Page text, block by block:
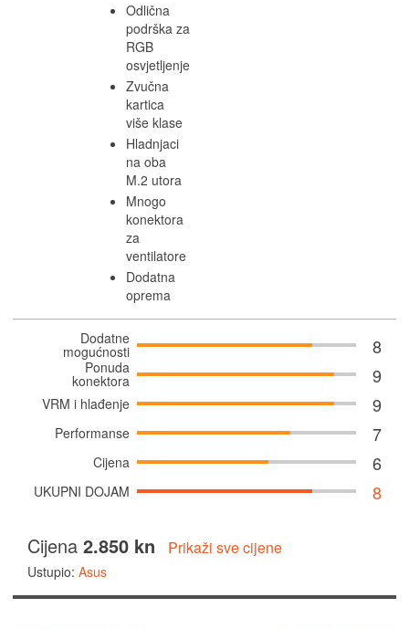
Odlična
podrška za
RGB
osvjetljenje
Zvučna
kartica
više klase
Hladnjaci
na oba
M.2 utora
Mnogo
konektora
za
ventilatore
Dodatna
oprema
Dodatne
mogućnosti 8
Ponuda
konektora 9
VRM i hlađenje 9
Performanse 7
Cijena 6
UKUPNI DOJAM 8
Cijena 2.850 kn Prikaži sve cijene
Ustupio: Asus